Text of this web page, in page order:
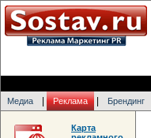
Медиа Реклама Брендинг
Карта